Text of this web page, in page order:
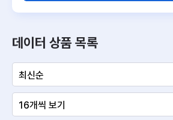
데이터 상품 목록